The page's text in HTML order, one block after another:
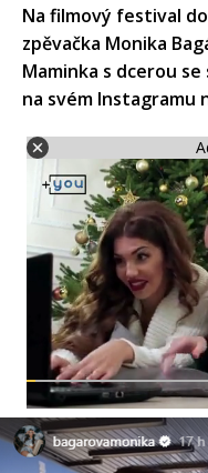
Na filmový festival
zpěvačka Monika
Maminka s dcerou
na svém Instagramu